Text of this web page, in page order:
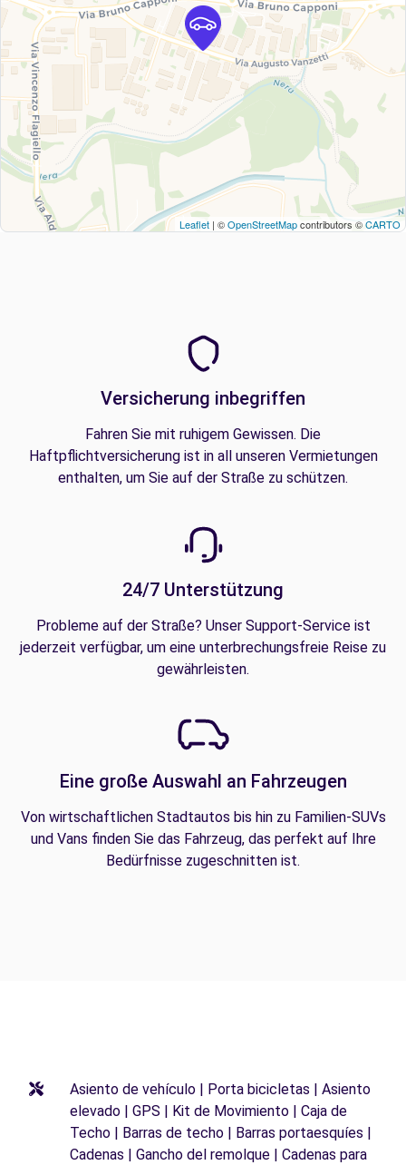
Leaflet | ©OpenStreetMapcontributors ©CARTO
Versicherung inbegriffen
Fahren Sie mit ruhigem Gewissen. Die
Haftpflichtversicherung ist in all unseren Vermietungen
enthalten, um Sie auf der Straße zu schützen.
24/7 Unterstützung
Probleme auf der Straße? Unser Support-Service ist
jederzeit verfügbar, um eine unterbrechungsfreie Reise zu
gewährleisten.
Eine große Auswahl an Fahrzeugen
Von wirtschaftlichen Stadtautos bis hin zu Familien-SUVs
und Vans finden Sie das Fahrzeug, das perfekt auf Ihre
Bedürfnisse zugeschnitten ist.
Asiento de vehículo | Porta bicicletas | Asiento
elevado | GPS | Kit de Movimiento | Caja de
Techo | Barras de techo | Barras portaesquíes |
Cadenas | Gancho del remolque | Cadenas para